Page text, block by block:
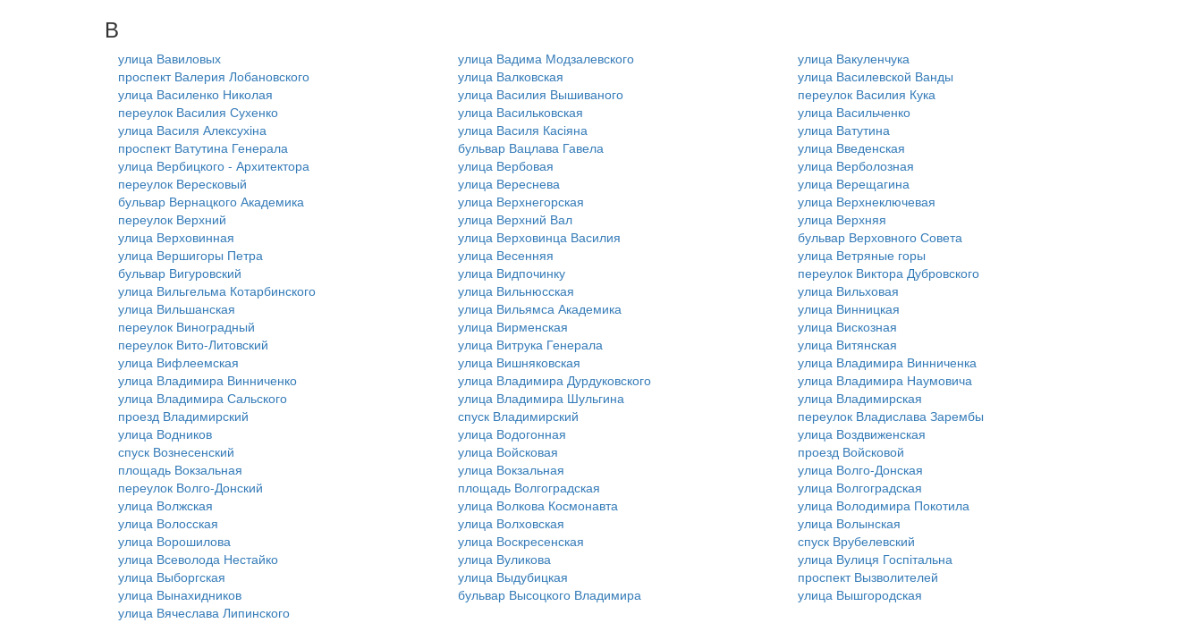
В
улица Вавиловых улица Вадима Модзалевского
улица Вакуленчука
проспект Валерия Лобановского
улица Валковская
улица Василевской Ванды
улица Василенко Николая
улица Василия Вышиваного
переулок Василия Кука
переулок Василия Сухенко
улица Васильковская
улица Васильченко
улица Василя Алексухіна
улица Василя Касіяна
улица Ватутина
проспект Ватутина Генерала
бульвар Вацлава Гавела
улица Введенская
улица Вербицкого - Архитектора
улица Вербовая
улица Верболозная
переулок Вересковый
улица Вереснева
улица Верещагина
бульвар Вернацкого Академика
улица Верхнегорская
улица Верхнеключевая
переулок Верхний
улица Верхний Вал
улица Верхняя
улица Верховинная
улица Верховинца Василия
бульвар Верховного Совета
улица Вершигоры Петра
улица Весенняя
улица Ветряные горы
бульвар Вигуровский
улица Видпочинку
переулок Виктора Дубровского
улица Вильгельма Котарбинского
улица Вильнюсская
улица Вильховая
улица Вильшанская
улица Вильямса Академика
улица Винницкая
переулок Виноградный
улица Вирменская
улица Вискозная
переулок Вито-Литовский
улица Витрука Генерала
улица Витянская
улица Вифлеемская
улица Вишняковская
улица Владимира Винниченка
улица Владимира Винниченко
улица Владимира Дурдуковского
улица Владимира Наумовича
улица Владимира Сальского
улица Владимира Шульгина
улица Владимирская
проезд Владимирский
спуск Владимирский
переулок Владислава Зарембы
улица Водников
улица Водогонная
улица Воздвиженская
спуск Вознесенский
улица Войсковая
проезд Войсковой
площадь Вокзальная
улица Вокзальная
улица Волго-Донская
переулок Волго-Донский
площадь Волгоградская
улица Волгоградская
улица Волжская
улица Волкова Космонавта
улица Володимира Покотила
улица Волосская
улица Волховская
улица Волынская
улица Ворошилова
улица Воскресенская
спуск Врубелевский
улица Всеволода Нестайко
улица Вуликова
улица Вулиця Госпітальна
улица Выборгская
улица Выдубицкая
проспект Вызволителей
улица Вынахидников
бульвар Высоцкого Владимира
улица Вышгородская
улица Вячеслава Липинского